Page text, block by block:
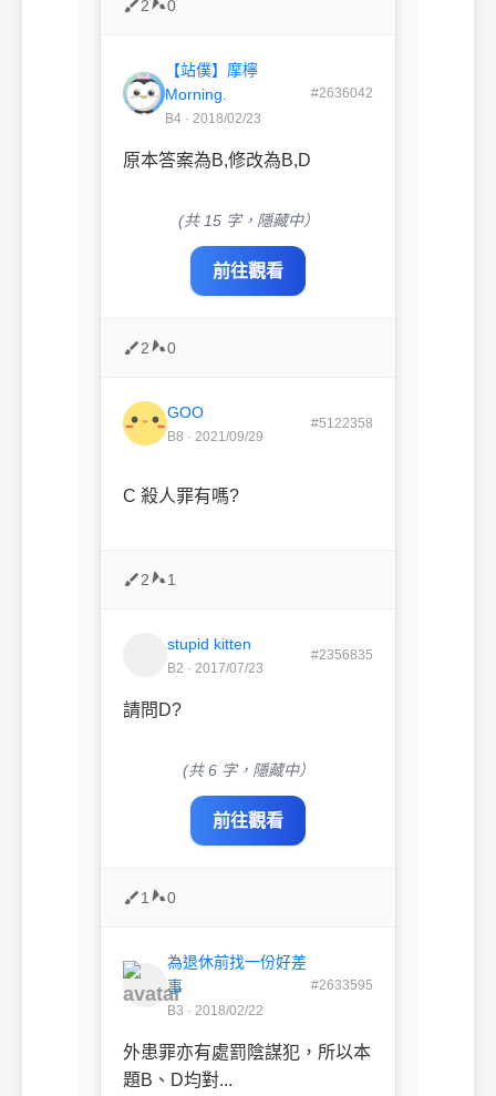
2 0
【站僕】摩檸
Morning.
B4 · 2018/02/23
#2636042
原本答案為B,修改為B,D
(共 15 字，隱藏中）
前往觀看
2 0
GOO
B8 · 2021/09/29
#5122358
C 殺人罪有嗎?
2 1
stupid kitten
B2 · 2017/07/23
#2356835
請問D?
(共 6 字，隱藏中）
前往觀看
1 0
為退休前找一份好差
事
B3 · 2018/02/22
#2633595
外患罪亦有處罰陰謀犯，所以本
題B、D均對...